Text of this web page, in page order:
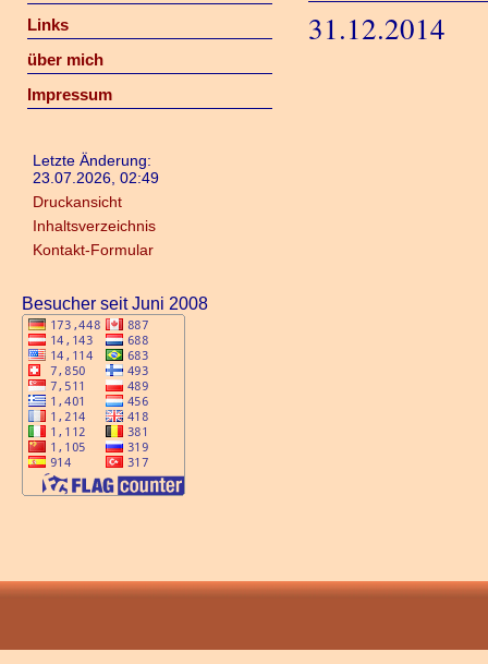
Links
über mich
Impressum
Letzte Änderung:
23.07.2026, 02:49
Druckansicht
Inhaltsverzeichnis
Kontakt-Formular
Besucher seit Juni 2008
31.12.2014